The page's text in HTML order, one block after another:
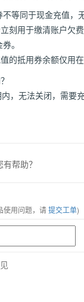
等同于现金充值，
刻用于缴清账户欠
。
的抵用券余额仅用
，无法关闭，需要
帮助？
使用问题，请提交工单)